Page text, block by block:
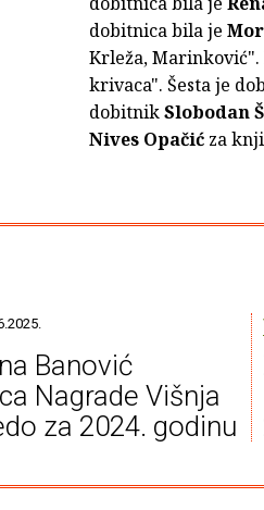
dobitnica bila je
Krleža,
krivaca". Šesta je
dobitnikSlobodan
Nives Opačić za
Banović
Nagrade Višnja
za 2024. godinu